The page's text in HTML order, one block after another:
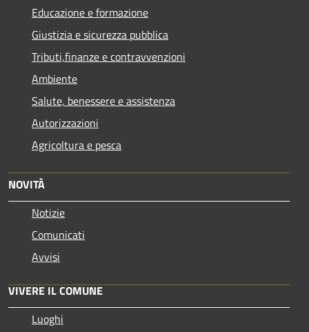
Educazione e formazione
Giustizia e sicurezza pubblica
Tributi,finanze e contravvenzioni
Ambiente
Salute, benessere e assistenza
Autorizzazioni
Agricoltura e pesca
NOVITÀ
Notizie
Comunicati
Avvisi
VIVERE IL COMUNE
Luoghi